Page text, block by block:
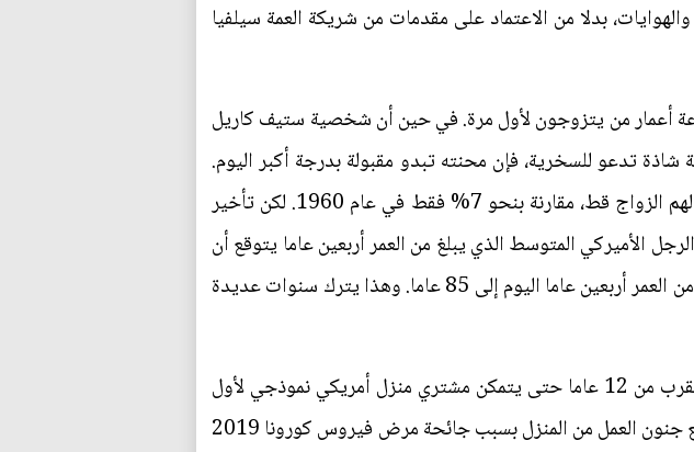
بدلا من الاعتماد على مقدمات من شريكة العمة سيلفيا
أعمار من يتزوجون لأول مرة. في حين أن شخصية ستيف كاريل
سن الأربعين" كانت حالة شاذة تدعو للسخرية، فإن محنته تبدو مقبولة بدرجة أكبر اليوم.
في عام 2021، كان 25% من الأشخاص البالغين من العمر 40 عاما لم يسبق لهم الزواج قط، مقارنة بنحو 7% فقط في عام 1960. لكن تأخير
منطقيا مع ارتفاع متوسط العمر المتوقع. في عام 1960، كان الرجل الأميركي المتوسط الذي يبلغ من العمر أربعين عاما يتوقع أن
يعيش ليصل عمره إلى 73 عاما، في حين من المرجح أن يصل الرجل الذي يبلغ من العمر أربعين عاما اليوم إلى 85 عاما. وهذا يترك سنوات عديدة
الإقامة أيضا باهظة التكلفة، حيث ذكرت شركة Zillow أن الأمر يستغرق ما يقرب من 12 عاما حتى يتمكن مشتري منزل أمريكي نموذجي لأول
مرة من الادخار لسداد الدفعة الأولى. فأين يمكن لزوجين شابين أن يعيشوا؟ دفع جنون العمل من المنزل بسبب جائحة مرض فيروس كورونا 2019